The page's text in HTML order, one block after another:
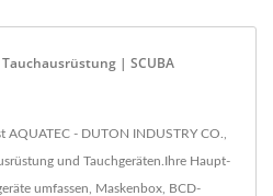
| SCUBA
AQUATEC - DUTON INDUSTRY CO.,
und Tauchgeräten.Ihre Haupt-
umfassen, Maskenbox, BCD-